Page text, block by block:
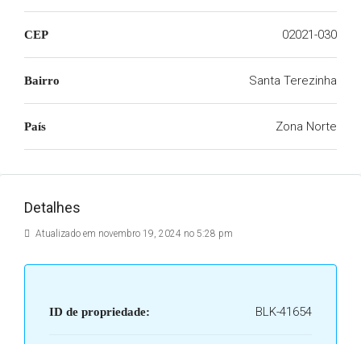
CEP 02021-030
Bairro Santa Terezinha
País Zona Norte
Detalhes
Atualizado em novembro 19, 2024 no 5:28 pm
ID de propriedade: BLK-41654